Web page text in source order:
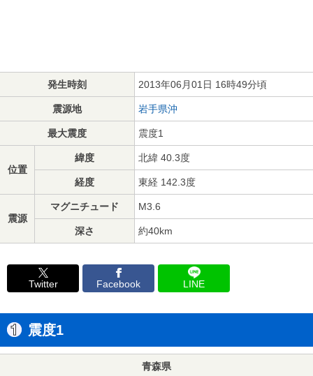
発生時刻 2013年06月01日 16時49分頃
震源地 岩手県沖
最大震度 震度1
位置
緯度 北緯 40.3度
経度 東経 142.3度
震源
マグニチュード M3.6
深さ 約40km
Twitter Facebook LINE
震度1
青森県